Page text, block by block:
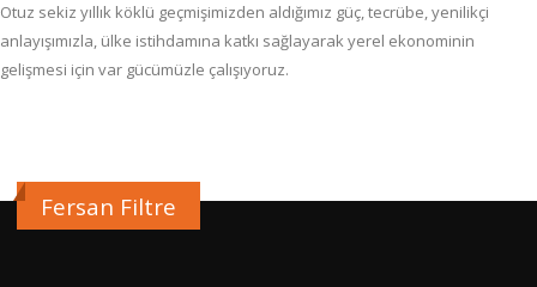
Otuz sekiz yıllık köklü geçmişimizden aldığımız güç, tecrübe, yenilikçi
anlayışımızla, ülke istihdamına katkı sağlayarak yerel ekonominin
gelişmesi için var gücümüzle çalışıyoruz.
Fersan Filtre